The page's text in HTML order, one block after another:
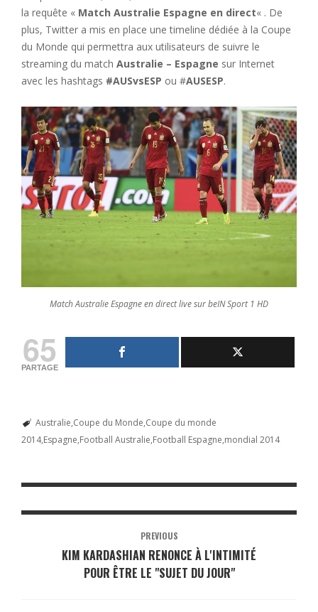
la requête « Match Australie Espagne en direct« . De
plus, Twitter a mis en place une timeline dédiée à la Coupe
du Monde qui permettra aux utilisateurs de suivre le
streaming du match Australie – Espagne sur Internet
avec les hashtags #AUSvsESP ou #AUSESP.
Match Australie Espagne en direct live sur beIN Sport 1 HD
65
PARTAGE
Australie Coupe du Monde Coupe du monde
2014 Espagne Football Australie Football Espagne mondial 2014
PREVIOUS
KIM KARDASHIAN RENONCE À L'INTIMITÉ
POUR ÊTRE LE "SUJET DU JOUR"